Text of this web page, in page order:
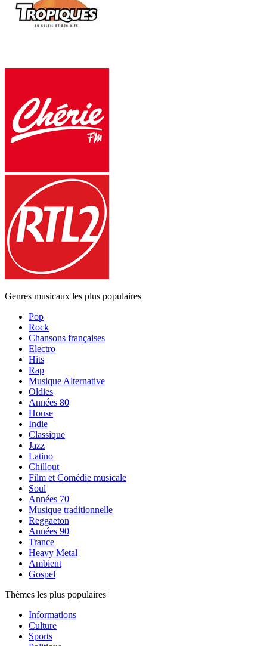
Genres musicaux les plus populaires
Pop
Rock
Chansons françaises
Electro
Hits
Rap
Musique Alternative
Oldies
Années 80
House
Indie
Classique
Jazz
Latino
Chillout
Film et Comédie musicale
Soul
Années 70
Musique traditionnelle
Reggaeton
Années 90
Trance
Heavy Metal
Ambient
Gospel
Thèmes les plus populaires
Informations
Culture
Sports